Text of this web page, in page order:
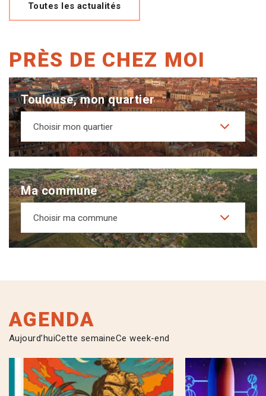
Toutes les actualités
PRÈS DE CHEZ MOI
Toulouse, mon quartier
Choisir mon quartier
Ma commune
Choisir ma commune
AGENDA
Aujourd’huiCette semaineCe week-end